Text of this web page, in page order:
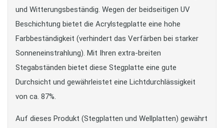
und Witterungsbeständig. Wegen der beidseitigen UV
Beschichtung bietet die Acrylstegplatte eine hohe
Farbbeständigkeit (verhindert das Verfärben bei starker
Sonneneinstrahlung). Mit Ihren extra-breiten
Stegabständen bietet diese Stegplatte eine gute
Durchsicht und gewährleistet eine Lichtdurchlässigkeit
von ca. 87%.
Auf dieses Produkt (Stegplatten und Wellplatten) gewährt